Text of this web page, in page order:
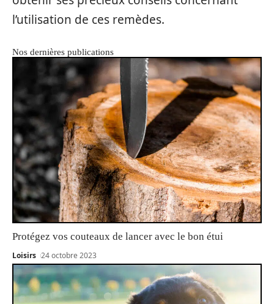
l’utilisation de ces remèdes.
Nos dernières publications
Protégez vos couteaux de lancer avec le bon étui
Loisirs 24 octobre 2023